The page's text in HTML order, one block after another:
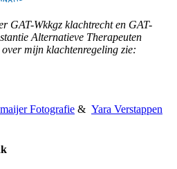
GAT-Wkkgz klachtrecht en GAT-
Alternatieve Therapeuten
mijn klachtenregeling zie:
Fotografie & Yara Verstappen